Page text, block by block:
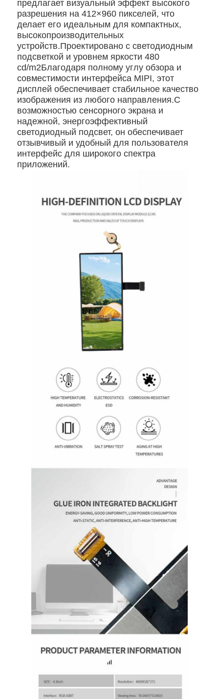
Продукция
Видео
Экскурсия по заводу
Контроль качества
Свяжитесь с нами
Запросите цитату
IPS дисплея TFT LCD
предлагает визуальный эффект высокого
разрешения на 412×960 пикселей, что
делает его идеальным для компактных,
высокопроизводительных
устройств.Проектировано с светодиодным
подсветкой и уровнем яркости 480
cd/m2Благодаря полному углу обзора и
совместимости интерфейса MIPI, этот
дисплей обеспечивает стабильное качество
изображения из любого направления.С
возможностью сенсорного экрана и
надежной, энергоэффективный
светодиодный подсвет, он обеспечивает
отзывчивый и удобный для пользователя
интерфейс для широкого спектра
приложений.